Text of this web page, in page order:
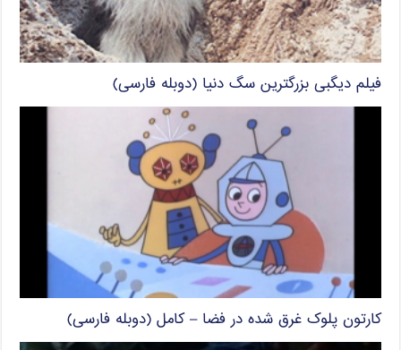
فیلم دیگبی بزرگترین سگ دنیا (دوبله فارسی)
کارتون پلوک غرق شده در فضا – کامل (دوبله فارسی)